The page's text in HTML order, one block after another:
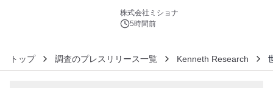
株式会社ミショナ
5時間前
トップ 調査のプレスリリース一覧 Kenneth Research